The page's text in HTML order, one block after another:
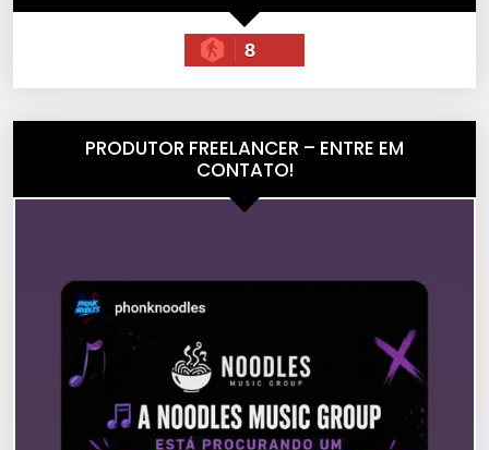
8
PRODUTOR FREELANCER – ENTRE EM
CONTATO!